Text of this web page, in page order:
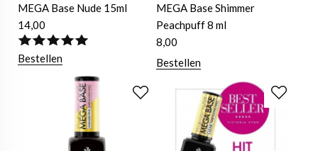
MEGA Base Nude 15ml
14,00
Bestellen
MEGA Base Shimmer
Peachpuff 8 ml
8,00
Bestellen